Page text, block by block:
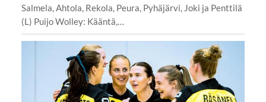
Salmela, Ahtola, Rekola, Peura, Pyhäjärvi, Joki ja Penttilä
(L) Puijo Wolley: Kääntä,…